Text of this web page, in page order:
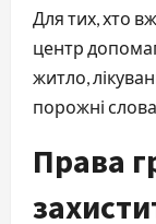
Для тих, хто
центр
житло,
порожні
Права